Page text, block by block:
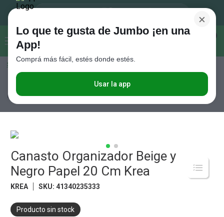
Buscar...
Seleccioná el método de entrega
×
Lo que te gusta de Jumbo ¡en una
App!
Comprá más fácil, estés donde estés.
Usar la app
Cestería y Cajas Deco
Organizador Beige y Negro Papel 20 Cm Krea
Canasto Organizador Beige y
Negro Papel 20 Cm Krea
KREA SKU:41340235333
Producto sin stock
Términos más buscados
.
Cerveza
Galletitas
Juguetes
Yerba
Fideos